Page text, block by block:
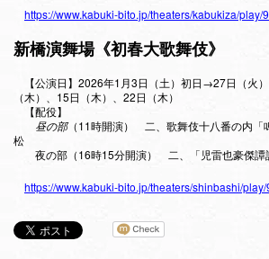
https://www.kabuki-bito.jp/theaters/kabukiza/play/
新橋演舞場《初春大歌舞伎》
【公演日】2026年1月3日（土）初日→27日（
（木）、15日（木）、22日（木）
【配役】
昼の部（11時開演） 二、歌舞伎十八番の内
松
夜の部（16時15分開演） 二、「児雷也豪傑
https://www.kabuki-bito.jp/theaters/shinbashi/